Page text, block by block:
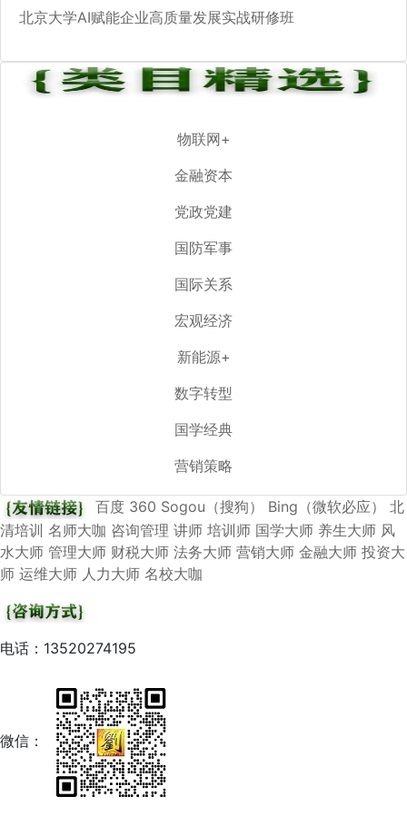
北京大学AI赋能企业高质量发展实战研修班
物联网+
金融资本
党政党建
国防军事
国际关系
宏观经济
新能源+
数字转型
国学经典
营销策略
百度 360 Sogou（搜狗） Bing（微软必应）
北
清培训 名师大咖 咨询管理 讲师 培训师 国学大师 养生大师 风
水大师 管理大师 财税大师 法务大师 营销大师 金融大师 投资大
师 运维大师 人力大师 名校大咖
电话：13520274195
微信：